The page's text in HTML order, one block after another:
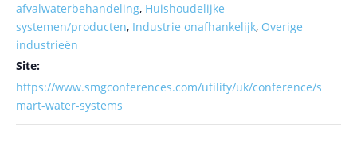
afvalwaterbehandeling, Huishoudelijke
systemen/producten, Industrie onafhankelijk, Overige
industrieën
Site:
https://www.smgconferences.com/utility/uk/conference/s
mart-water-systems